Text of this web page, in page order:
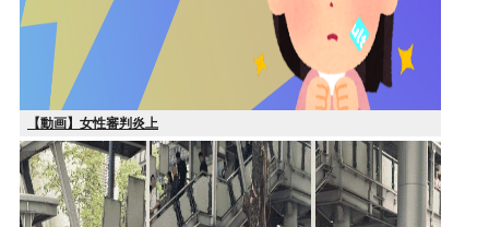
【動画】女性審判炎上